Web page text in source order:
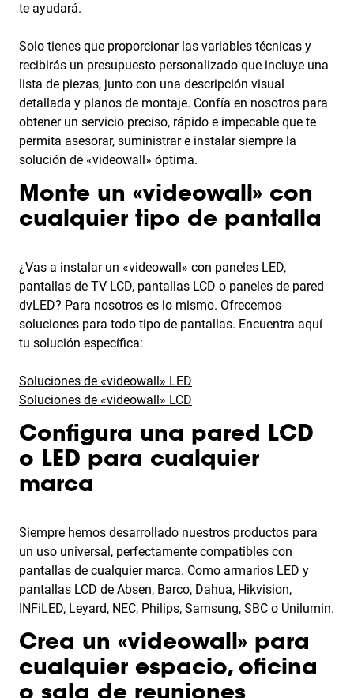
te ayudará.
Solo tienes que proporcionar las variables técnicas y
recibirás un presupuesto personalizado que incluye una
lista de piezas, junto con una descripción visual
detallada y planos de montaje. Confía en nosotros para
obtener un servicio preciso, rápido e impecable que te
permita asesorar, suministrar e instalar siempre la
solución de «videowall» óptima.
Monte un «videowall» con
cualquier tipo de pantalla
¿Vas a instalar un «videowall» con paneles LED,
pantallas de TV LCD, pantallas LCD o paneles de pared
dvLED? Para nosotros es lo mismo. Ofrecemos
soluciones para todo tipo de pantallas. Encuentra aquí
tu solución específica:
Soluciones de «videowall» LED
Soluciones de «videowall» LCD
Configura una pared LCD
o LED para cualquier
marca
Siempre hemos desarrollado nuestros productos para
un uso universal, perfectamente compatibles con
pantallas de cualquier marca. Como armarios LED y
pantallas LCD de Absen, Barco, Dahua, Hikvision,
INFiLED, Leyard, NEC, Philips, Samsung, SBC o Unilumin.
Crea un «videowall» para
cualquier espacio, oficina